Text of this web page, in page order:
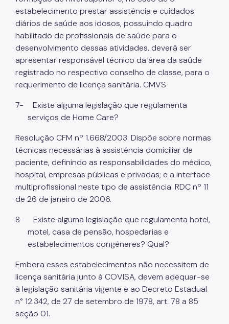
estabelecimento prestar assistência e cuidados
diários de saúde aos idosos, possuindo quadro
habilitado de profissionais de saúde para o
desenvolvimento dessas atividades, deverá ser
apresentar responsável técnico da área da saúde
registrado no respectivo conselho de classe, para o
requerimento de licença sanitária. CMVS
7-
Existe alguma legislação que regulamenta
serviços de Home Care?
Resolução CFM nº 1.668/2003: Dispõe sobre normas
técnicas necessárias à assistência domiciliar de
paciente, definindo as responsabilidades do médico,
hospital, empresas públicas e privadas; e a interface
multiprofissional neste tipo de assistência. RDC nº 11
de 26 de janeiro de 2006.
8-
Existe alguma legislação que regulamenta hotel,
motel, casa de pensão, hospedarias e
estabelecimentos congêneres? Qual?
Embora esses estabelecimentos não necessitem de
licença sanitária junto à COVISA, devem adequar-se
à legislação sanitária vigente e ao Decreto Estadual
n° 12.342, de 27 de setembro de 1978, art. 78 a 85
seção 01.